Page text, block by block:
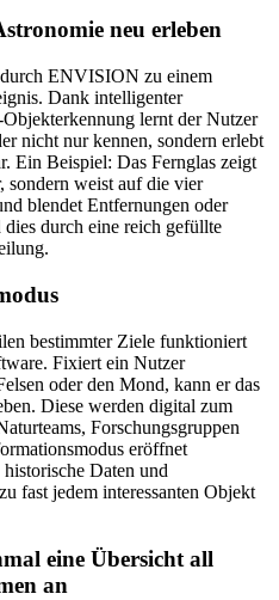
neu erleben
ENVISION zu einem
Dank intelligenter
lernt der Nutzer
nicht nur kennen, sondern erlebt
Ein Beispiel: Das Fernglas zeigt
sondern weist auf die vier
blendet Entfernungen oder
durch eine reich gefüllte
bestimmter Ziele funktioniert
Fixiert ein Nutzer
oder den Mond, kann er das
Diese werden digital zum
Forschungsgruppen
eröffnet
Daten und
fast jedem interessanten Objekt
eine Übersicht all
an